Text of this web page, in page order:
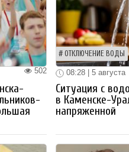
502
ОТКЛЮЧЕНИЕ ВОДЫ
08:28 | 5 августа
Ситуация с
в Каменске-
напряженной